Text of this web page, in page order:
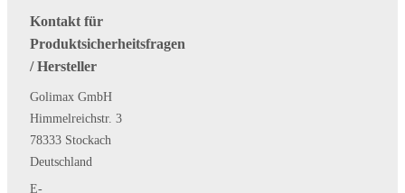
Kontakt für
Produktsicherheitsfragen
/ Hersteller
Golimax GmbH
Himmelreichstr. 3
78333 Stockach
Deutschland
E-